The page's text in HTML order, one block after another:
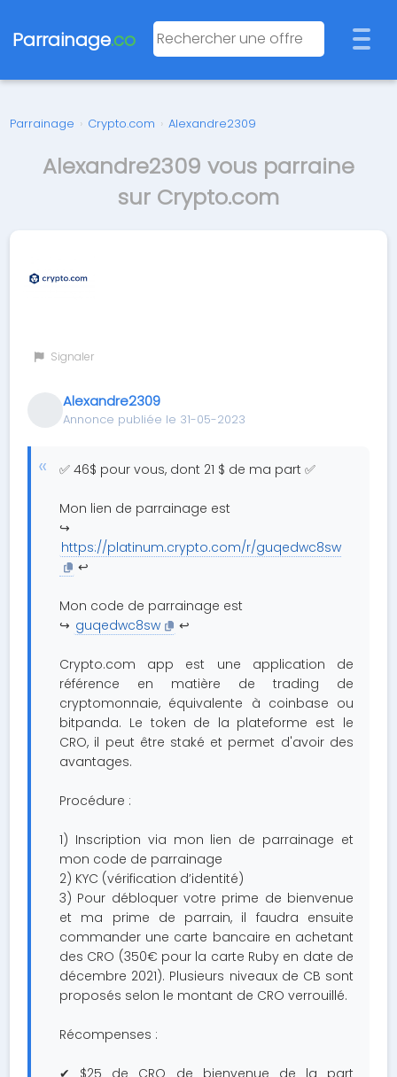
Parrainage.co
Parrainage › Crypto.com › Alexandre2309
Alexandre2309 vous parraine
sur Crypto.com
Signaler
Alexandre2309
Annonce publiée le 31-05-2023
✅ 46$ pour vous, dont 21 $ de ma part ✅
Mon lien de parrainage est
↪️
https://platinum.crypto.com/r/guqedwc8sw
↩️
Mon code de parrainage est
↪️ guqedwc8sw ↩️
Crypto.com app est une application de
référence en matière de trading de
cryptomonnaie, équivalente à coinbase ou
bitpanda. Le token de la plateforme est le
CRO, il peut être staké et permet d'avoir des
avantages.
Procédure :
1) Inscription via mon lien de parrainage et
mon code de parrainage
2) KYC (vérification d’identité)
3) Pour débloquer votre prime de bienvenue
et ma prime de parrain, il faudra ensuite
commander une carte bancaire en achetant
des CRO (350€ pour la carte Ruby en date de
décembre 2021). Plusieurs niveaux de CB sont
proposés selon le montant de CRO verrouillé.
Récompenses :
✔ $25 de CRO de bienvenue de la part